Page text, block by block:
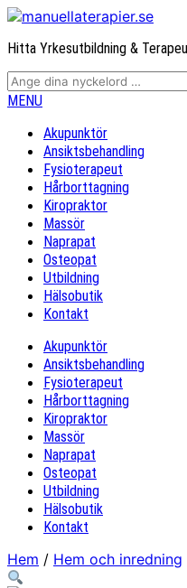
Hitta Yrkesutbildning &
MENU
Akupunktör
Ansiktsbehandling
Fysioterapeut
Hårborttagning
Kiropraktor
Massör
Naprapat
Osteopat
Utbildning
Hälsobutik
Kontakt
Akupunktör
Ansiktsbehandling
Fysioterapeut
Hårborttagning
Kiropraktor
Massör
Naprapat
Osteopat
Utbildning
Hälsobutik
Kontakt
Hem / Hem och inredning